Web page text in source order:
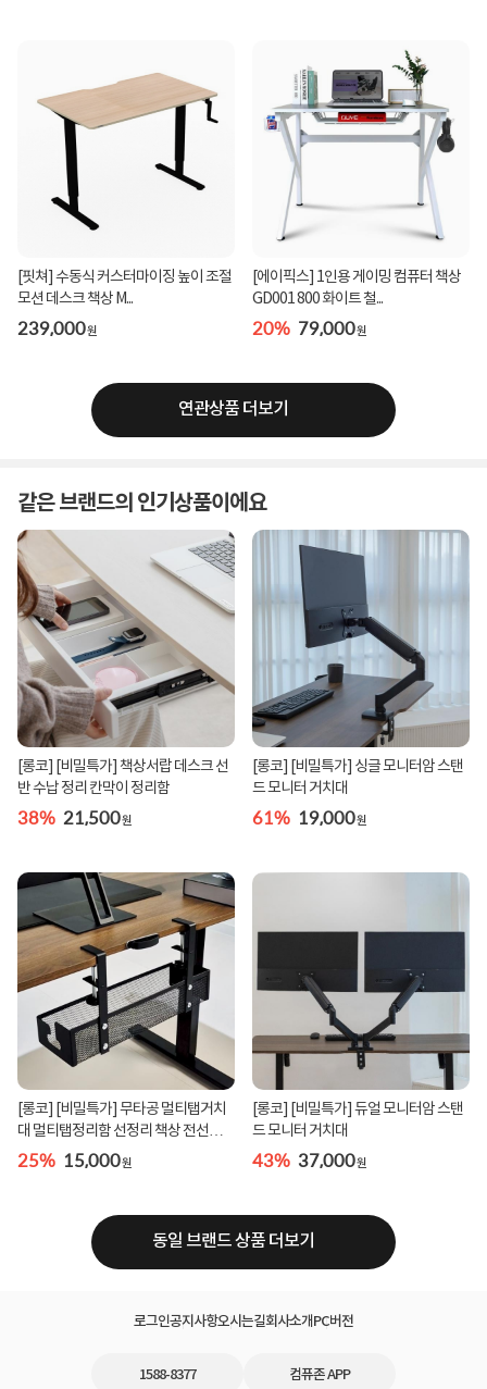
[핏쳐] 수동식 커스터마이징 높이 조절
모션 데스크 책상 M...
239,000원
[에이픽스] 1인용 게이밍 컴퓨터 책상
GD001 800 화이트 철...
20% 79,000원
연관상품 더보기
같은 브랜드의 인기상품이에요
[롱코] [비밀특가] 책상서랍 데스크 선
반 수납 정리 칸막이 정리함
38% 21,500원
[롱코] [비밀특가] 싱글 모니터암 스탠
드 모니터 거치대
61% 19,000원
[롱코] [비밀특가] 무타공 멀티탭거치
대 멀티탭정리함 선정리 책상 전선정리
함
25% 15,000원
[롱코] [비밀특가] 듀얼 모니터암 스탠
드 모니터 거치대
43% 37,000원
동일 브랜드 상품 더보기
로그인공지사항오시는길회사소개PC버전
1588-8377 컴퓨존 APP